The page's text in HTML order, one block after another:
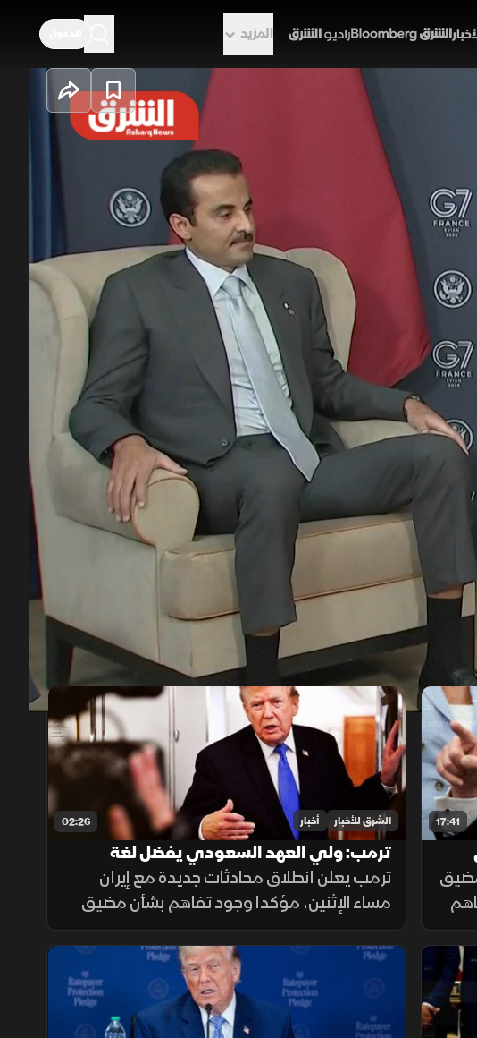
المزيد
00:13/19:22
وحرب لبنان
مدينة إيفيان الفرنسية، كشف ترمب أن توقيعه
محذرا من حرب ضروس تفتح أبواب الجحيم على
مقارنة بحرب إيران، معربا عن استيائه من الهجوم
جانبه، قال الشيخ تميم بن حمد، إن الاتفاق
القيام به.
البرنامج النووي الإيراني الولايات المتحدة مجموعة السبع
17:41
02:26 الشرق للأخبار أخبار
ترمب: ولي العهد السعودي يفضل لغة
الحوار.. وهناك اتفاق بشأن هرمز
ترمب يعلن انطلاق محادثات جديدة مع إيران
مساء الإثنين، مؤكدا وجود تفاهم بشأن مضيق
هرمز وتوقع التوصل إلى اتفاق حول نزع البرنامج
النووي مشيرا إلى أن ولي العهد السعودي
يفضل الحلول الدبلوماسية لخفض التصعيد